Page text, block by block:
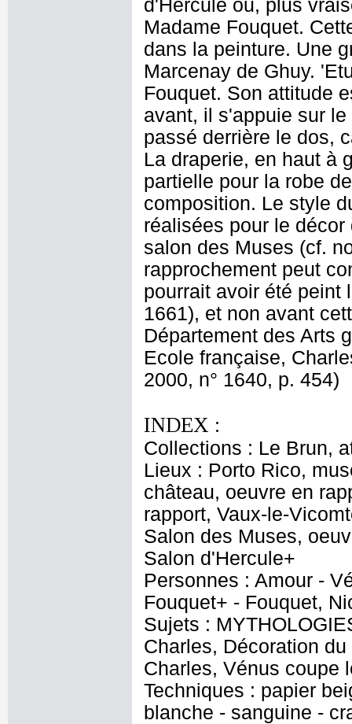
d'Hercule ou, plus
Madame Fouquet.
dans la peinture. Une
Marcenay de Ghuy.
Fouquet. Son attitude
avant, il s'appuie sur
passé derrière le dos,
La draperie, en haut à
partielle pour la robe
composition. Le style
réalisées pour le
salon des Muses (cf.
rapprochement peut
pourrait avoir été peint
1661), et non avant
Département des Arts
Ecole française,
2000, n° 1640, p. 454)
INDEX :
Collections : Le Brun,
Lieux : Porto Rico,
château, oeuvre en
rapport, Vaux-le-
Salon des Muses,
Salon d'Hercule+
Personnes : Amour -
Fouquet+ - Fouquet,
Sujets :
Charles, Décoration
Charles, Vénus coupe
Techniques : papier
blanche - sanguine -